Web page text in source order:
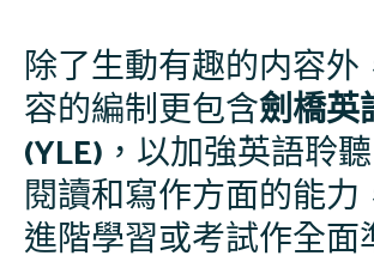
除了生動有趣的内容外
容的編制更包含劍橋英
(YLE) ，以加強英語聆
閱讀和寫作方面的能力
進階學習或考試作全面